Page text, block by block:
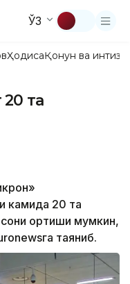
ЎЗ
ҲодисаҚонун ва
та
камида 20 та
сони ортиши мумкин,
таяниб.